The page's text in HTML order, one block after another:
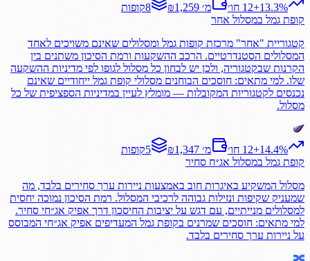
+13.3% 12 חו׳ ₪1,259 מ׳ 8קופות
קופת גמל במסלול אחר
קטגוריית "אחר" מרכזת קופות גמל ומסלולים שאינם משויכים לאחד
המסלולים הסטנדרטיים. הרכב ההשקעות ורמת הסיכון משתנים בין
הקרנות שבקטגוריה, ולכן יש לבחון כל מסלול לגופו לפי מדיניות ההשקעה
שלו. למי מתאים: חוסכים הבוחנים מסלולי קופת גמל ייחודיים שאינם
נכנסים לקטגוריות המקובלות — מומלץ לעיין במדיניות הספציפית של כל
מסלול.
+14.4% 12 חו׳ ₪1,347 מ׳ 5קופות
קופת גמל במסלול אג״ח סחיר
מסלול המשקיע באיגרות חוב באמצעות ניירות ערך סחירים בלבד, מה
שמעניק שקיפות ונזילות גבוהה לרכיבי המסלול. רמת הסיכון נמוכה יחסית
למסלולים מנייתיים, עם דגש על יציבות החיסכון דרך אפיק אג״חי סחיר.
למי מתאים: חוסכים שמרנים בקופת גמל המעדיפים אפיק אג״חי המבוסס
על ניירות ערך סחירים בלבד.